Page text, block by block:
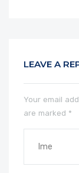
LEAVE A
Your email
are marked *